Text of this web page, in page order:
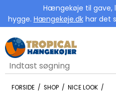
Hængekøje til gave,
hygge. Hængekøje.dkhar det
FORSIDE / SHOP / NICE LOOK /